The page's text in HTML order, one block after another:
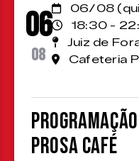
06
08
06/08
18:30 -
Juiz de
Cafeteria
Prosa Café